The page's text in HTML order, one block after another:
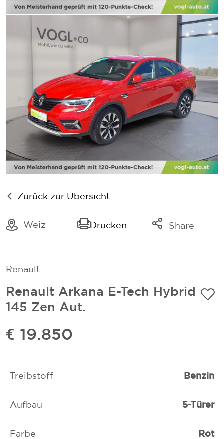
Zurück zur Übersicht
Weiz Drucken Share
Renault
Renault Arkana E-Tech Hybrid
145 Zen Aut.
€ 19.850
Treibstoff Benzin
Aufbau 5-Türer
Farbe Rot